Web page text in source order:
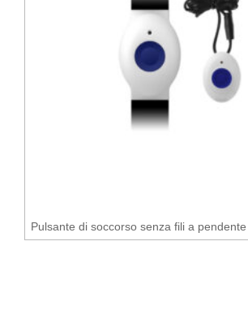
Pulsante di soccorso senza fili a